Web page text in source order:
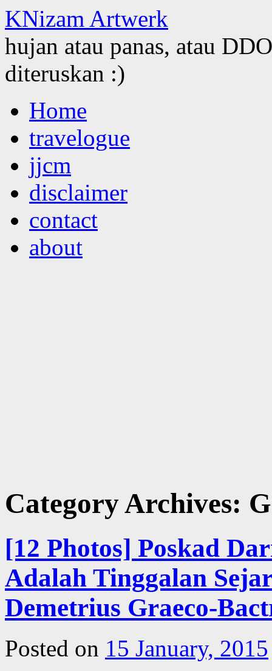
KNizam Artwerk
hujan atau panas, atau
diteruskan :)
to
contentHome
travelogue
jjcm
disclaimer
contact
about
Category Archives:
[12 Photos] Poskad
Adalah Tinggalan
Demetrius Graeco-
Posted on 15 January, 2015